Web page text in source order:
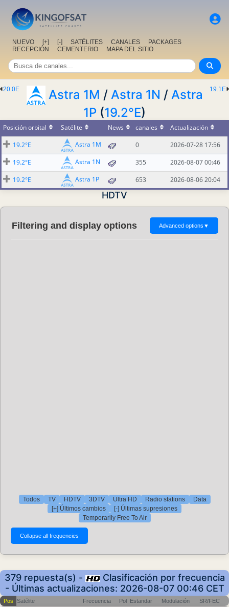
NUEVO [+] [-] SATÉLITES CANALES
PACKAGES
RECEPCIÓN
CEMENTERIO MAPA DEL SITIO
19.1E
20.0E Astra 1M / Astra 1N / Astra
1P (19.2°E)
Posición orbital Satélite News canales
Actualización
19.2°E
Astra 1M 0
2026-07-28 17:56
19.2°E
Astra 1N 355
2026-08-07 00:46
19.2°E
Astra 1P 653 2026-08-06 20:04
HDTV
Filtering and display options Advanced options ▼
Todos TV HDTV 3DTV Ultra HD Radio stations
Data
[+] Últimos cambios
[-] Últimas supresiones
Temporarily Free To Air
379 repuesta(s) -
Clasificación por frecuencia
- Últimas actualizaciones: 2026-08-07 00:46 CET
Pos Satélite Frecuencia Pol Estandar Modulación SR/FEC